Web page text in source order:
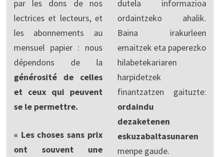
par les dons de nos
lectrices et lecteurs, et
les abonnements au
mensuel papier : nous
dépendons de la
générosité de celles
et ceux qui peuvent
se le permettre.
« Les choses sans prix
ont souvent une
dutela informazioa
ordaintzeko ahalik.
Baina irakurleen
emaitzek eta paperezko
hilabetekariaren
harpidetzek
finantzatzen gaituzte:
ordaindu
dezaketenen
eskuzabaltasunaren
menpe gaude.